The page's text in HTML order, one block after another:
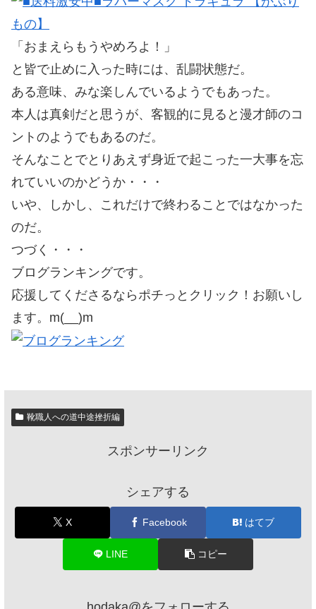
「おまえらもうやめろよ！」
と皆で止めに入った時には、乱闘状態だ。
ある意味、みな楽しんでいるようでもあった。
本人は真剣だと思うが、客観的に見ると漫才師のコ
ントのようでもあるのだ。
そんなことでとりあえず身近で起こった一大事を忘
れていいのかどうか・・・
いや、しかし、これだけで終わることではなかった
のだ。
つづく・・・
ブログランキングです。
応援してくださるならポチっとクリック！お願いし
ます。m(__)m
靴職人への道中途挫折編
スポンサーリンク
シェアする
X Facebook はてブ
LINE コピー